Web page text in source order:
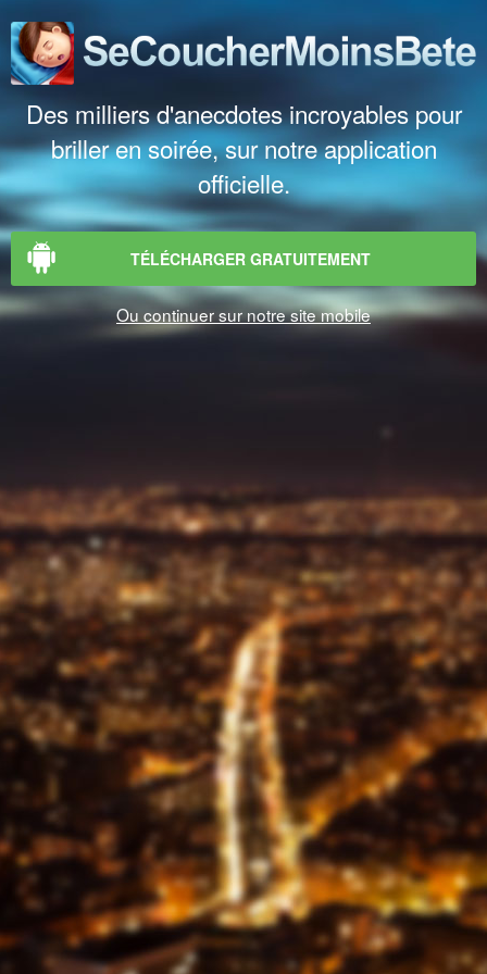
Des milliers d'anecdotes incroyables pour
briller en soirée, sur notre application
officielle.
TÉLÉCHARGER GRATUITEMENT
Ou continuer sur notre site mobile